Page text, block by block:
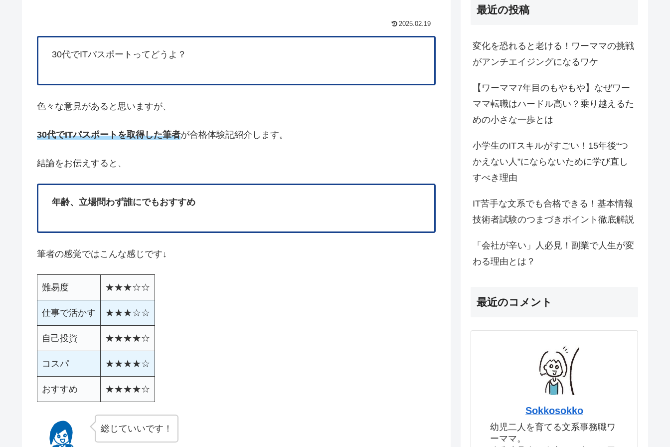
2025.02.19
30代でITパスポートってどうよ？
色々な意見があると思いますが、
30代でITパスポートを取得した筆者が合格体験記紹介します。
結論をお伝えすると、
年齢、立場問わず誰にでもおすすめ
筆者の感覚ではこんな感じです↓
難易度 ★★★☆☆
仕事で活かす ★★★☆☆
自己投資 ★★★★☆
コスパ ★★★★☆
おすすめ ★★★★☆
総じていいです！
最近の投稿
変化を恐れると老ける！ワーママの挑戦
がアンチエイジングになるワケ
【ワーママ7年目のもやもや】なぜワー
ママ転職はハードル高い？乗り越えるた
めの小さな一歩とは
小学生のITスキルがすごい！15年後“つ
かえない人”にならないために学び直し
すべき理由
IT苦手な文系でも合格できる！基本情報
技術者試験のつまづきポイント徹底解説
「会社が辛い」人必見！副業で人生が変
わる理由とは？
最近のコメント
Sokkosokko
幼児二人を育てる文系事務職ワ
ーママ。